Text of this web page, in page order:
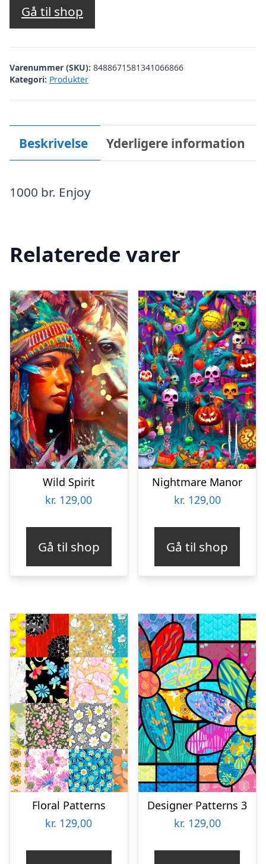
Gå til shop
Varenummer (SKU): 8488671581341066866
Kategori: Produkter
Beskrivelse Yderligere information
1000 br. Enjoy
Relaterede varer
Wild Spirit
kr. 129,00
Gå til shop
Nightmare Manor
kr. 129,00
Gå til shop
Floral Patterns
kr. 129,00
Designer Patterns 3
kr. 129,00